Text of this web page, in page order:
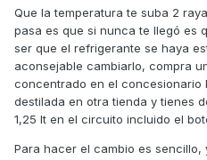
ahi hay que tocar muchos
Gracias de nuevo.
Que la temperatura te suba 2
pasa es que si nunca te llegó es
ser que el refrigerante se haya
aconsejable cambiarlo, compra
concentrado en el concesionario
destilada en otra tienda y tienes
1,25 lt en el circuito incluido el
Para hacer el cambio es